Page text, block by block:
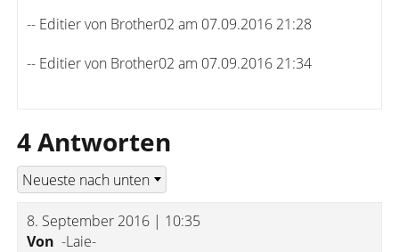
-- Editier von Brother02 am 07.09.2016 21:28
-- Editier von Brother02 am 07.09.2016 21:34
4 Antworten
8. September 2016 | 10:35
Von -Laie-